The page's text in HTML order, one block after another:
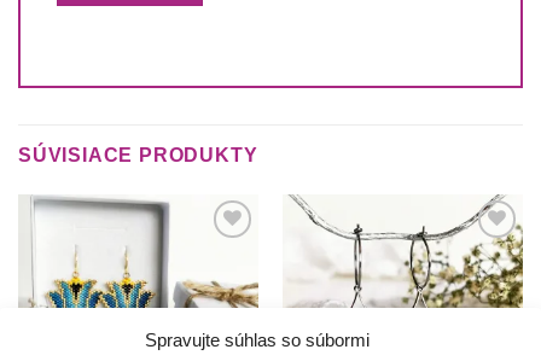
Spravujte súhlas so súbormi
SÚVISIACE PRODUKTY
si prosím
Túto
krasotinku
si prosím